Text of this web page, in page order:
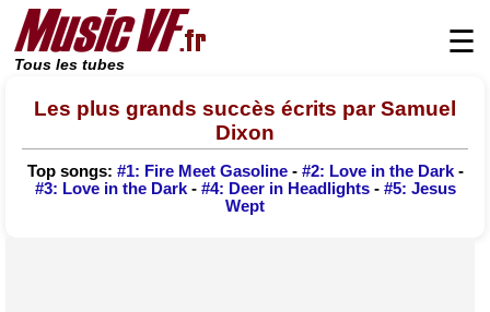
Tous les tubes
☰
Les plus grands succès écrits par Samuel
Dixon
Top songs: #1: Fire Meet Gasoline- #2: Love in the Dark-
#3: Love in the Dark- #4: Deer in Headlights- #5: Jesus
Wept